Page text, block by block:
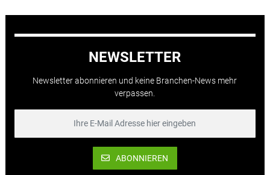
NEWSLETTER
Newsletter abonnieren und keine Branchen-News mehr
verpassen.
ABONNIEREN